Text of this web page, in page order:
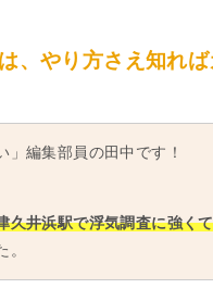
、やり方さえ知れば
」編集部員の田中です！
久井浜駅で浮気調査に強く